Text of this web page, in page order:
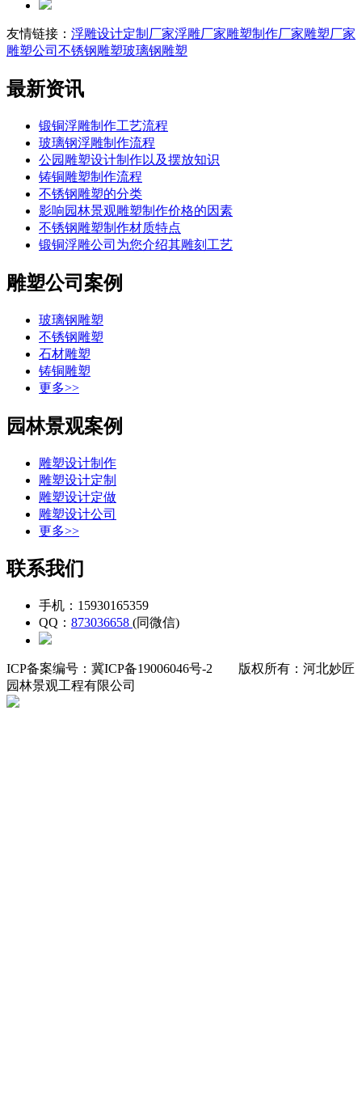
友情链接： 浮雕设计定制厂家浮雕厂家雕塑制作厂家雕塑厂家
雕塑公司 不锈钢雕塑玻璃钢雕塑
最新资讯
锻铜浮雕制作工艺流程
玻璃钢浮雕制作流程
公园雕塑设计制作以及摆放知识
铸铜雕塑制作流程
不锈钢雕塑的分类
影响园林景观雕塑制作价格的因素
不锈钢雕塑制作材质特点
锻铜浮雕公司为您介绍其雕刻工艺
雕塑公司案例
玻璃钢雕塑
不锈钢雕塑
石材雕塑
铸铜雕塑
更多>>
园林景观案例
雕塑设计制作
雕塑设计定制
雕塑设计定做
雕塑设计公司
更多>>
联系我们
手机：15930165359
QQ： 873036658 (同微信)
ICP备案编号：冀ICP备19006046号-2
版权所有：河北妙匠
园林景观工程有限公司